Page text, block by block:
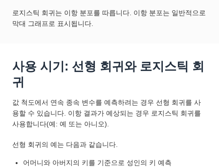
로지스틱 회귀는 이항 분포를 따릅니다. 이항 분포는 일반적으로
막대 그래프로 표시됩니다.
사용 시기: 선형 회귀와 로지스틱 회
귀
값 척도에서 연속 종속 변수를 예측하려는 경우 선형 회귀를 사
용할 수 있습니다. 이항 결과가 예상되는 경우 로지스틱 회귀를
사용합니다(예: 예 또는 아니오).
선형 회귀의 예는 다음과 같습니다.
어머니와 아버지의 키를 기준으로 성인의 키 예측